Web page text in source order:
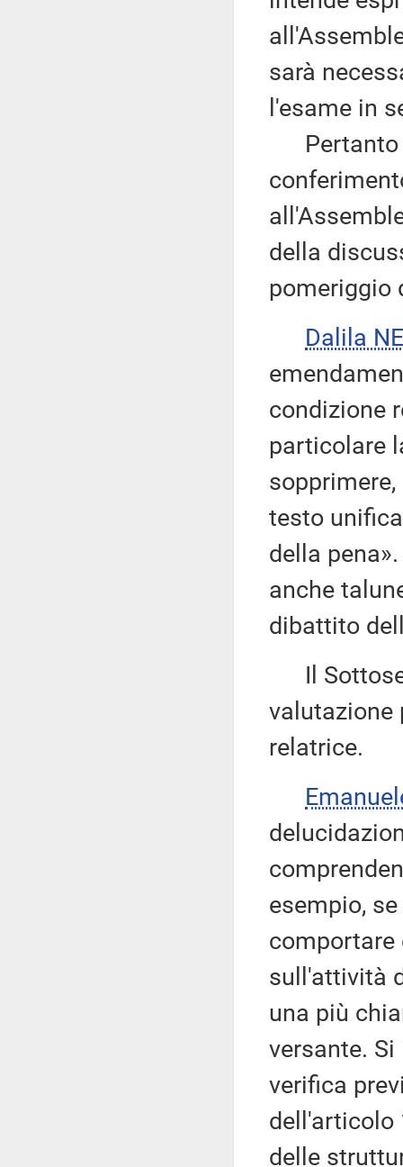
sarà
l'esame in
Pertanto
della
pomeriggio
Dalila
condizione
particolare
testo
della
anche
dibattito
Il
valutazione
relatrice.
esempio,
comportare
sull'attività
una più
versante.
verifica
dell'articolo
delle